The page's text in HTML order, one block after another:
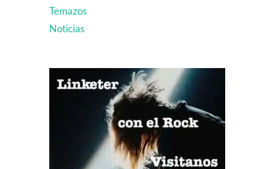
Temazos
Noticias